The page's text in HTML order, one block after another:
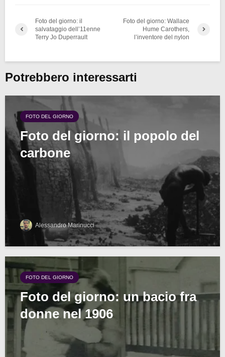
Foto del giorno: il
salvataggio dell’11enne
Terry Jo Duperrault
Foto del giorno: Wallace
Hume Carothers,
l’inventore del nylon
Potrebbero interessarti
FOTO DEL GIORNO
Foto del giorno: il popolo del
carbone
Alessandro Marinucci
FOTO DEL GIORNO
Foto del giorno: un bacio fra
donne nel 1906